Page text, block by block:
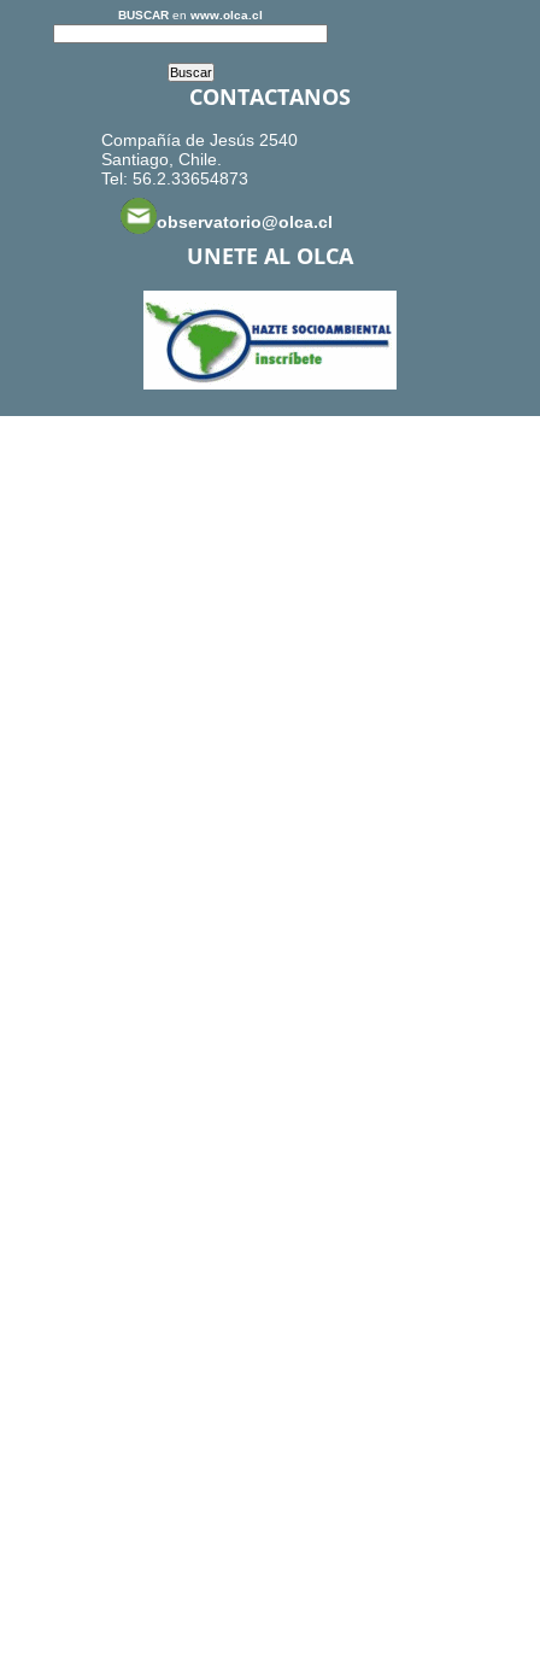
BUSCAR en www.olca.cl
CONTACTANOS
Compañía de Jesús 2540
Santiago, Chile.
Tel: 56.2.33654873
observatorio@olca.cl
UNETE AL OLCA